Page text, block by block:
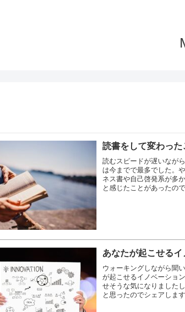
読書をして変わった
読むスピードが遅いなが
は今までで最多でした。
ネス書や自己啓発系が多
と感じたことがあったの
あなたが起こせる
ウォーキングしながら聞
が起こせるイノベーショ
せそうな気になりました
と思ったのでシェアします